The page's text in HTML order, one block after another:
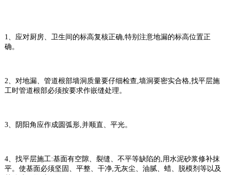
1 、应对厨房、卫生间的标高复核正确, 特别注意地漏的标高位置正
确。
2 、对地漏、管道根部墙洞质量要仔细检查 墙洞要密实合格, 找平层施
工时管道根部必须按要求作嵌缝处理。
3、阴阳角应作成圆弧形, 并顺直、平光。
4、 找平层施工:基面有空隙、裂缝、不平等缺陷的 用水泥砂浆修补抹
平。使基面必须坚固、平整、干净, 无灰尘、油腻、蜡、脱模剂等以及